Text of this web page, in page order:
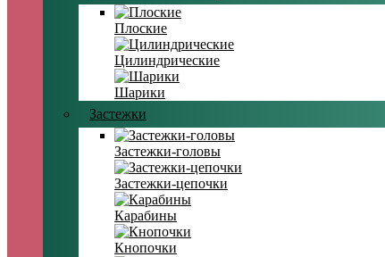
Плоские
Цилиндрические
Шарики
Застежки
Застежки-головы
Застежки-цепочки
Карабины
Кнопочки